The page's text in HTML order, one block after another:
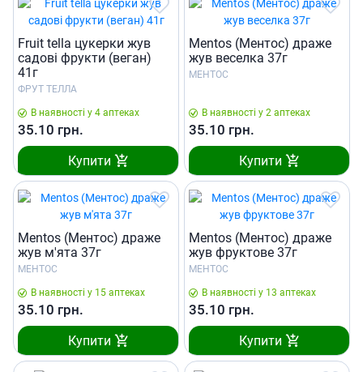
Fruit tella цукерки жув
садові фрукти (веган)
41г
ФРУТ ТЕЛЛА
В наявності у 4 аптеках
35.10 грн.
Купити
Mentos (Ментос) драже
жув веселка 37г
МЕНТОС
В наявності у 2 аптеках
35.10 грн.
Купити
Mentos (Ментос) драже
жув м'ята 37г
МЕНТОС
В наявності у 15 аптеках
35.10 грн.
Купити
Mentos (Ментос) драже
жув фруктове 37г
МЕНТОС
В наявності у 13 аптеках
35.10 грн.
Купити